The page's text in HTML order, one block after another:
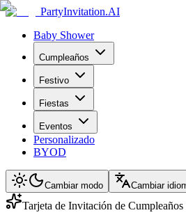
PartyInvitation.AI
Baby Shower
Cumpleaños
Festivo
Fiestas
Eventos
Personalizado
BYOD
Cambiar modo Cambiar
Tarjeta de Invitación de